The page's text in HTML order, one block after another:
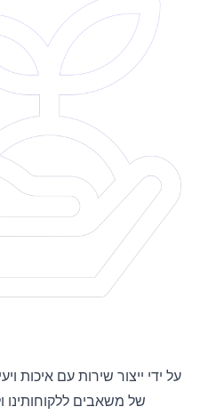
על ידי ייצור שירות עם איכות
של משאבים ללקוחותינו